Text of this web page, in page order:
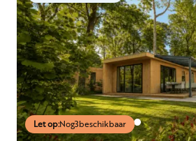
Let op:Nog3beschikbaar